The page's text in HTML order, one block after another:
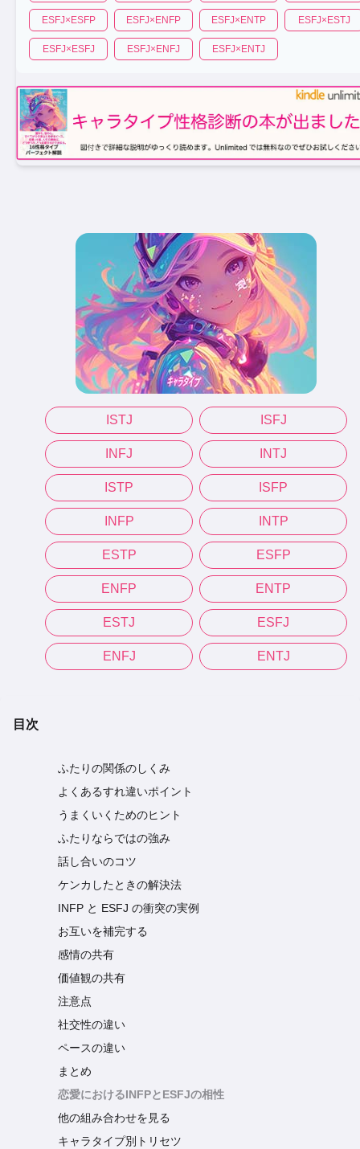
ISTJ ISFJ
INFJ INTJ
ISTP ISFP
INFP INTP
ESTP ESFP
ENFP ENTP
ESTJ ESFJ
ENFJ ENTJ
ESFJ× ESFP ESFJ× ENFP ESFJ× ENTP ESFJ× ESTJ
ESFJ× ESFJ ESFJ× ENFJ ESFJ× ENTJ
目次
ふたりの関係のしくみ
よくあるすれ違いポイント
うまくいくためのヒント
ふたりならではの強み
話し合いのコツ
ケンカしたときの解決法
INFP と ESFJ の衝突の実例
お互いを補完する
感情の共有
価値観の共有
注意点
社交性の違い
ペースの違い
まとめ
恋愛におけるINFPとESFJの相性
他の組み合わせを見る
キャラタイプ別トリセツ